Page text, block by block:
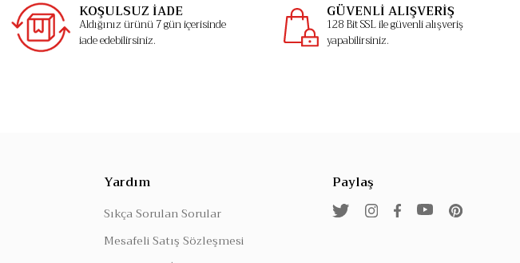
KOŞULSUZ İADE
Aldığınız ürünü 7 gün içerisinde
iade edebilirsiniz.
GÜVENLİ ALIŞVERİŞ
128 Bit SSL ile güvenli alışveriş
yapabilirsiniz.
Yardım
Sıkça Sorulan Sorular
Mesafeli Satış Sözleşmesi
Paylaş